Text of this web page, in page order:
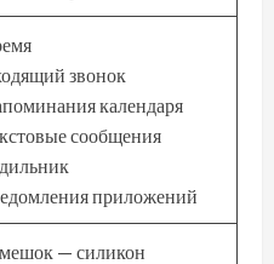
звонок
календаря
сообщения
приложений
— силикон